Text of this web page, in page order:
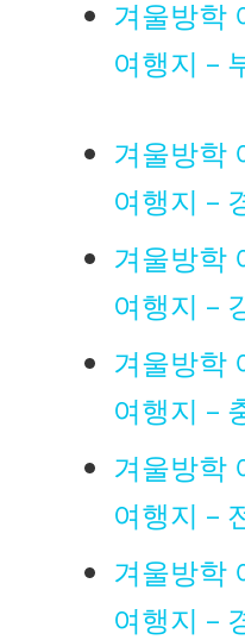
겨울방학
여행지 –
겨울방학
여행지 –
겨울방학
여행지 –
겨울방학
여행지 –
겨울방학
여행지 –
겨울방학
여행지 –